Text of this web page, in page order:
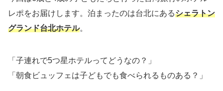
レポをお届けします。泊まったのは台北にあるシェラトン
グランド台北ホテル。
「子連れで5つ星ホテルってどうなの？」
「朝食ビュッフェは子どもでも食べられるものある？」